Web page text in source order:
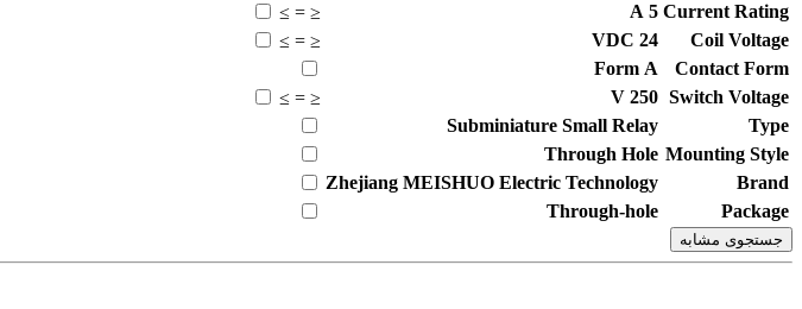
Current Rating
5
A
≤
=
≥
Coil Voltage
24
VDC
≤
=
≥
Contact Form
Form A
Switch Voltage
250
V
≤
=
≥
Type
Subminiature Small Relay
Mounting Style
Through Hole
Brand
Zhejiang MEISHUO Electric Technology
Package
Through-hole
جستجوی مشابه